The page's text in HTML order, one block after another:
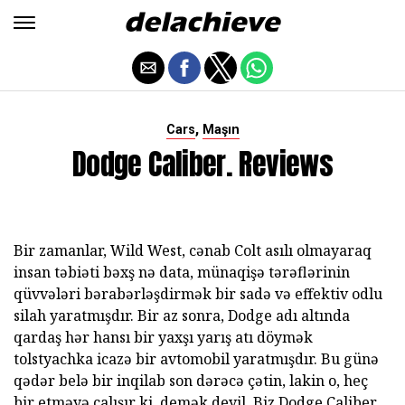
Cars, Maşın
Dodge Caliber. Reviews
Bir zamanlar, Wild West, cənab Colt asılı olmayaraq
insan təbiəti bəxş nə data, münaqişə tərəflərinin
qüvvələri bərabərləşdirmək bir sadə və effektiv odlu
silah yaratmışdır. Bir az sonra, Dodge adı altında
qardaş hər hansı bir yaxşı yarış atı döymək
tolstyachka icazə bir avtomobil yaratmışdır. Bu günə
qədər belə bir inqilab son dərəcə çətin, lakin o, heç